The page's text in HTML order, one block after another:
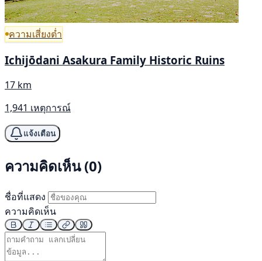
ความเสี่ยงต่ำ
Ichijōdani Asakura Family Historic Ruins
17 km
1,941 เหตุการณ์
แจ้งเตือน
ความคิดเห็น (0)
ชื่อที่แสดง
ความคิดเห็น